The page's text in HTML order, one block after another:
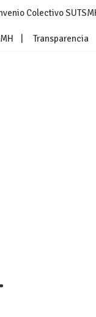
Colectivo
Transparencia